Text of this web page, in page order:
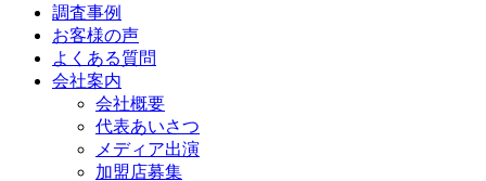
調査事例
お客様の声
よくある質問
会社案内
会社概要
代表あいさつ
メディア出演
加盟店募集